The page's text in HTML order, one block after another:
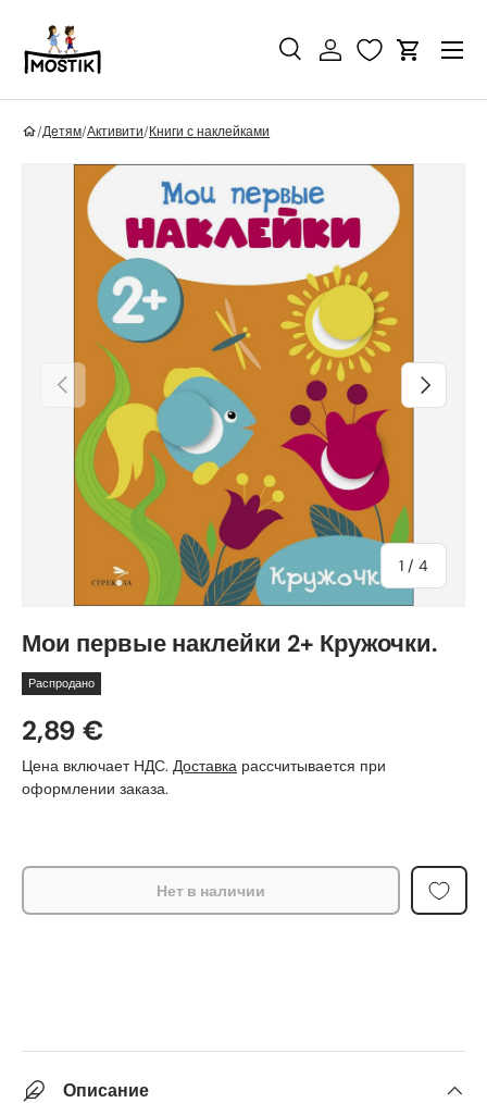
Перейти к контенту
Поиск
ПоискВойти Корзина
/Детям/Активити/Книги с наклейками
Перейти к информации о продукте
Назад
1 / из
4
Вперед
Мои первые наклейки 2+ Кружочки.
Распродано
2,89 €
Цена включает НДС. Доставка рассчитывается при
оформлении заказа.
Нет в наличии
Описание